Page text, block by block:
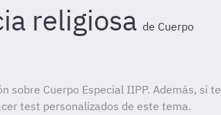
religiosa de Cuerpo
sobre Cuerpo Especial IIPP. Además, si te
test personalizados de este tema.